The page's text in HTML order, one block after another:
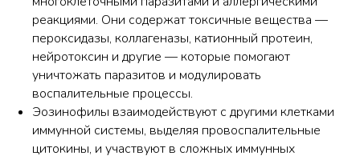
реакциями. Они содержат токсичные вещества —
пероксидазы, коллагеназы, катионный протеин,
нейротоксин и другие — которые помогают
уничтожать паразитов и модулировать
воспалительные процессы.​
Эозинофилы взаимодействуют с другими клетками
иммунной системы, выделяя провоспалительные
цитокины, и участвуют в сложных иммунных